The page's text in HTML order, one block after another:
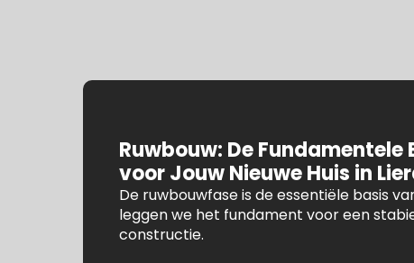
Ruwbouw: De Fundamentele
voor Jouw Nieuwe Huis in
De ruwbouwfase is de essentiële basis
leggen we het fundament voor een
constructie.